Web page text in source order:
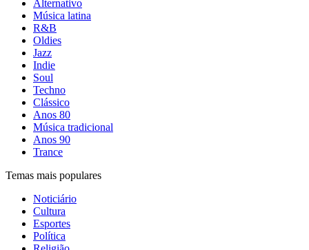
Alternativo
Música latina
R&B
Oldies
Jazz
Indie
Soul
Techno
Clássico
Anos 80
Música tradicional
Anos 90
Trance
Temas mais populares
Noticiário
Cultura
Esportes
Política